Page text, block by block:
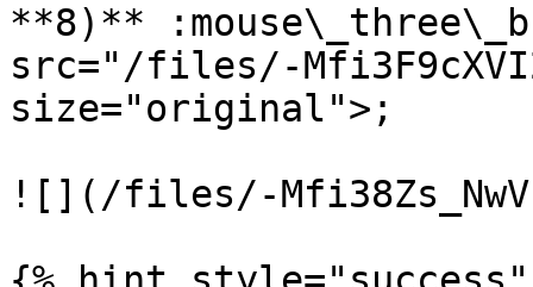
**8)**
src="/files/-
size="original">;
![](/files/-